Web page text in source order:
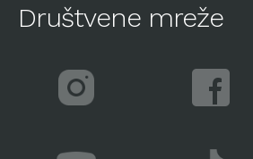
Društvene mreže